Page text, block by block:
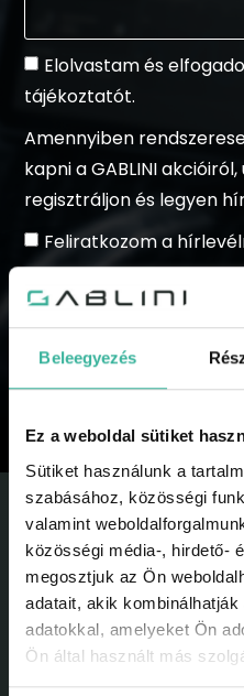
Beleegyezés
Ez a weboldal sütiket
Sütiket használunk a
szabásához, közösségi
valamint
közösségi média-, hirdető-
megosztjuk az Ön
adatait, akik
adatokkal, amelyeket Ön
Ön által használt más
Elolvastam és
tájékoztatót.
Amennyiben
kapni a GABLINI
regisztráljon és legyen
Feliratkozom a
GABLINI
Gablini
Környezetvédelem